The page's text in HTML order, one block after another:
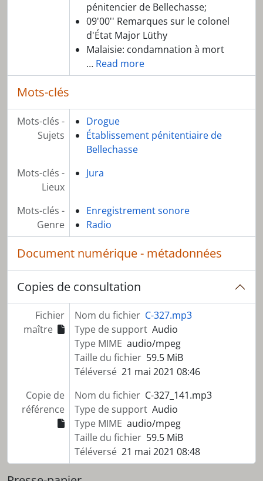
pénitencier de Bellechasse;
09'00'' Remarques sur le colonel
d'État Major Lüthy
Malaisie: condamnation à mort
… Read more
Mots-clés
Mots-clés -
Sujets
Drogue
Établissement pénitentiaire de
Bellechasse
Mots-clés -
Lieux
Jura
Mots-clés -
Genre
Enregistrement sonore
Radio
Document numérique - métadonnées
Copies de consultation
Fichier
maître
Nom du fichier C-327.mp3
Type de support Audio
Type MIME audio/mpeg
Taille du fichier 59.5 MiB
Téléversé 21 mai 2021 08:46
Copie de
référence
Nom du fichier C-327_141.mp3
Type de support Audio
Type MIME audio/mpeg
Taille du fichier 59.5 MiB
Téléversé 21 mai 2021 08:48